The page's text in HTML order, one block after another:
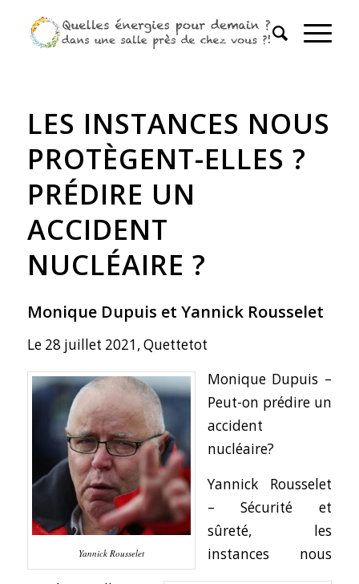
LES INSTANCES NOUS
PROTÈGENT-ELLES ?
PRÉDIRE UN
ACCIDENT
NUCLÉAIRE ?
Monique Dupuis et Yannick Rousselet
Le 28 juillet 2021, Quettetot
Yannick Rousselet
Monique Dupuis –
Peut-on prédire un
accident
nucléaire?
Yannick Rousselet
– Sécurité et
sûreté, les
instances nous